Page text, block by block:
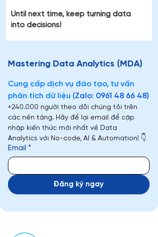
Until next time, keep turning data
into decisions!
Mastering Data Analytics (MDA)
Cung cấp dịch vụ đào tạo, tư vấn
phân tích dữ liệu (Zalo: 0961 48 66 48)
+240.000 người theo dõi chúng tôi trên
các nền tảng. Hãy để lại email để cập
nhập kiến thức mới nhất về Data
Analytics với No-code, AI & Automation! 👇
Email *
Đăng ký ngay